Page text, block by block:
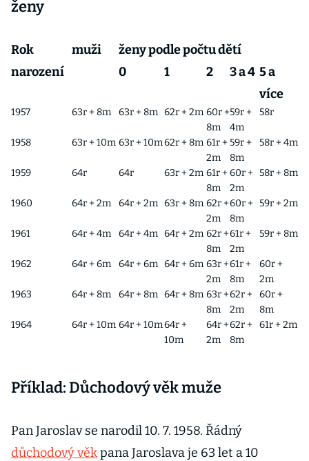
ženy
Rok
narození
muži
ženy podle počtu dětí
0
1 2 3 a 4 5 a
více
1957 63r + 8m 63r + 8m 62r + 2m 60r +
8m
59r +
4m
58r
1958 63r + 10m 63r + 10m62r + 8m 61r +
2m
59r +
8m
58r + 4m
1959 64r 64r 63r + 2m 61r +
8m
60r +
2m
58r + 8m
1960 64r + 2m 64r + 2m 63r + 8m 62r +
2m
60r +
8m
59r + 2m
1961 64r + 4m 64r + 4m 64r + 2m 62r +
8m
61r +
2m
59r + 8m
1962 64r + 6m 64r + 6m 64r + 6m 63r +
2m
61r +
8m
60r +
2m
1963
64r + 8m 64r + 8m 64r + 8m 63r +
8m
62r +
2m
60r +
8m
1964
64r + 10m 64r + 10m64r +
10m
64r +
2m
62r +
8m
61r + 2m
Příklad: Důchodový věk muže
Pan Jaroslav se narodil 10. 7. 1958. Řádný
důchodový věkpana Jaroslava je 63 let a 10